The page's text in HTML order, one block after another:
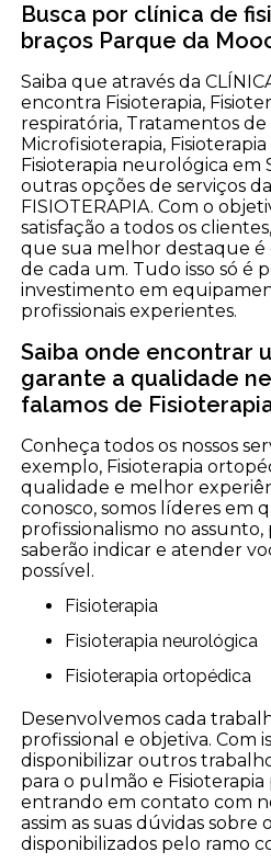
Busca por clínica de
braços Parque da
Saiba que através da
encontra Fisioterapia,
respiratória, Tratamentos
Microfisioterapia,
Fisioterapia neurológica em
outras opções de serviços
FISIOTERAPIA. Com o
satisfação a todos os
que sua melhor destaque
de cada um. Tudo isso só é
investimento em
profissionais experientes.
Saiba onde encontrar
garante a qualidade
falamos de
Conheça todos os nossos
exemplo, Fisioterapia
qualidade e melhor
conosco, somos líderes em
profissionalismo no assunto,
saberão indicar e atender
possível.
Fisioterapia
Fisioterapia neurológica
Fisioterapia ortopédica
Desenvolvemos cada
profissional e objetiva. Com
disponibilizar outros
para o pulmão e Fisioterapia
entrando em contato com
assim as suas dúvidas sobre
disponibilizados pelo ramo